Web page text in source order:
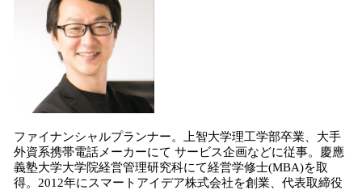
ファイナンシャルプランナー。上智大学理工学部卒業、大手
外資系携帯電話メーカーにて サービス企画などに従事。慶應
義塾大学大学院経営管理研究科にて経営学修士(MBA)を取
得。2012年にスマートアイデア株式会社を創業、代表取締役